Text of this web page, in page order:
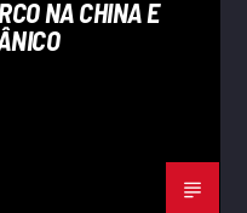
NA CHINA E